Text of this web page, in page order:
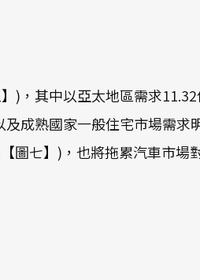
)，其中以亞太地區需求
成熟國家一般住宅市場需求
圖七】)，也將拖累汽車市場